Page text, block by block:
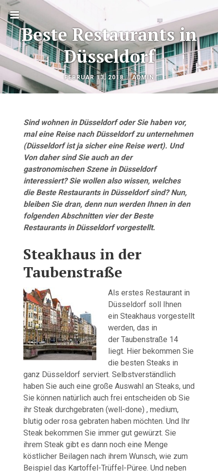
Toggle
sidebar
Beste Restaurants in
Düsseldorf
FEBRUAR 13, 2018OKTOBER
26,
byADMIN
Beitragsnavigation
Sind wohnen in Düsseldorf oder Sie haben vor,
mal eine Reise nach Düsseldorf zu unternehmen
(Düsseldorf ist ja sicher eine Reise wert). Und
Von daher sind Sie auch an der
gastronomischen Szene in Düsseldorf
interessiert? Sie wollen also wissen, welches
die Beste Restaurants in Düsseldorf sind? Nun,
bleiben Sie dran, denn nun werden Ihnen in den
folgenden Abschnitten vier der Beste
Restaurants in Düsseldorf vorgestellt.
Steakhaus in der
Taubenstraße
Als erstes Restaurant in
Düsseldorf soll Ihnen
ein Steakhaus vorgestellt
werden, das in
der Taubenstraße 14
liegt. Hier bekommen Sie
die besten Steaks in
ganz Düsseldorf serviert. Selbstverständlich
haben Sie auch eine große Auswahl an Steaks, und
Sie können natürlich auch frei entscheiden ob Sie
ihr Steak durchgebraten (well-done) , medium,
blutig oder rosa gebraten haben möchten. Und Ihr
Steak bekommen Sie immer gut gewürzt. Sie
ihrem Steak gibt es dann noch eine Menge
köstlicher Beilagen nach ihrem Wunsch, wie zum
Beispiel das Kartoffel-Trüffel-Püree. Und neben